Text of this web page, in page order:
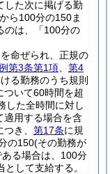
した次に掲げる勤
ら100分の150ま
のは、「100分の
命ぜられ、正規の
第3条第1項
第4
る勤務のうち規則
ついて60時間を超
した全時間に対し
適用する場合を含
き、 第17条に規
の150(その勤務が
る場合は、100分
して支給する。